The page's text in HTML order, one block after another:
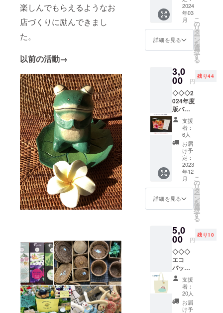
楽しんでもらえるようなお
店づくりに励んできまし
た。
以前の活動→
メッ
セージ
（お店
完成
後、支
メール
に送り
ま
す！）
＋お店
にお名
前を残
す
ムトコ
マタハ
リシン
ボル太
陽さ
ん！
◇◇◇
オリジ
ナルで
製作し
ます！
レアな
太陽さ
ん木彫
です。
(ナンバ
リング
しま
す！）
※ひとつ
ひとつ
手作り
なの
で、そ
若干変
わる可
能性が
ありま
す 【サ
イズ】
高さ約
１３cm
【素
材】：
木製品
2024
年03
月
詳細を見る
こ
の
リ
タ
ー
ン
を
選
択
す
る
3,0
00 円
残り44
◇◇◇2
024年度
版バリ
島オリ
ジナル
カレン
ダー
◇◇◇
２種類
よりお
選びい
ただけ
ます ◇
バリ島
オリジ
ナル写
ジョ
ン、
ニョマ
ン絵画
バー
ジョン
より１
つお選
びくだ
さい。
【カレ
支援
者：
6人
お届
け予
定：
2023
年12
月
詳細を見る
こ
の
リ
タ
ー
ン
を
選
択
す
る
5,0
00 円
残り10
◇◇◇
エコ
バック
◇◇◇
日本で
のトコ
マタハ
リのイ
支援
者：
20人
お届
け予